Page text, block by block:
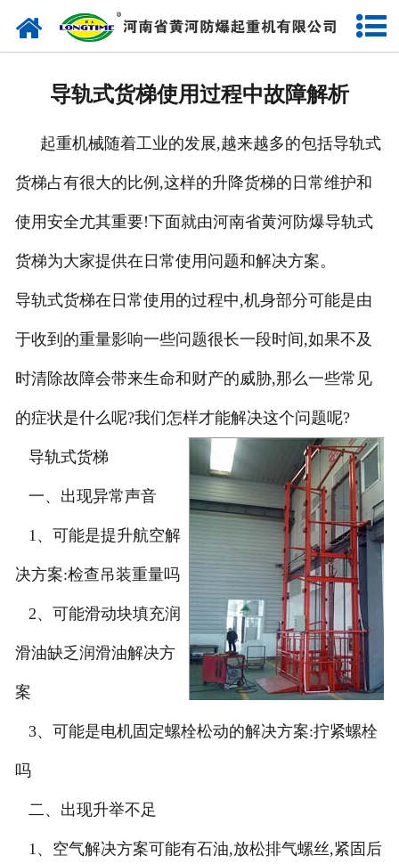
网站首页
企业实力
联系我们
导轨式货梯使用过程中故障解析
起重机械随着工业的发展,越来越多的包括导轨式
货梯占有很大的比例,这样的升降货梯的日常维护和
使用安全尤其重要!下面就由河南省黄河防爆导轨式
货梯为大家提供在日常使用问题和解决方案。
导轨式货梯在日常使用的过程中,机身部分可能是由
于收到的重量影响一些问题很长一段时间,如果不及
时清除故障会带来生命和财产的威胁,那么一些常见
的症状是什么呢?我们怎样才能解决这个问题呢?
导轨式货梯
一、出现异常声音
1、可能是提升航空解
决方案:检查吊装重量吗
2、可能滑动块填充润
滑油缺乏润滑油解决方
案
3、可能是电机固定螺栓松动的解决方案:拧紧螺栓
吗
二、出现升举不足
1、空气解决方案可能有石油,放松排气螺丝,紧固后